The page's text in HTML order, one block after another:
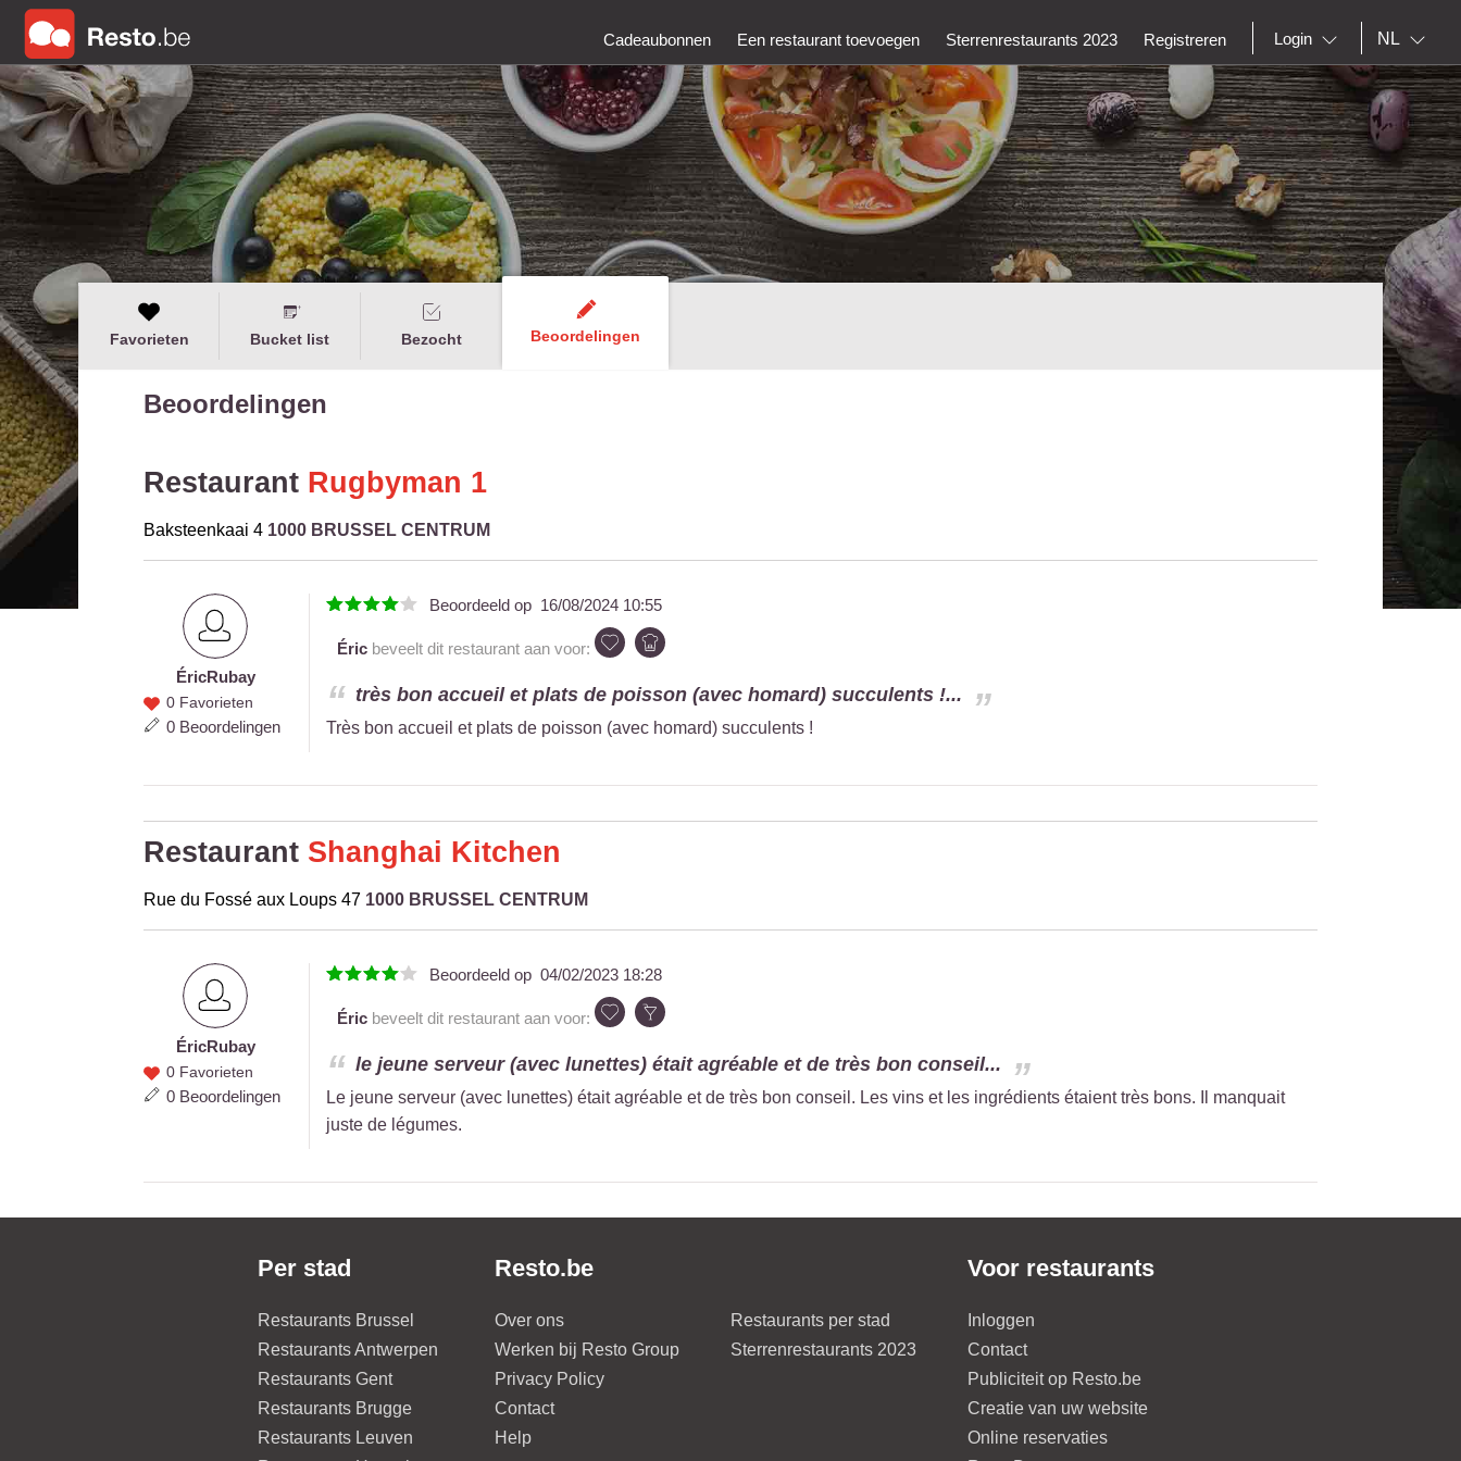
Cadeaubonnen Een restaurant toevoegen Sterrenrestaurants 2023 Registreren Login NL
Favorieten Bucket list Bezocht Beoordelingen
Beoordelingen
Restaurant Rugbyman 1
Baksteenkaai 4 1000 BRUSSEL CENTRUM
Éric
Rubay
ÉricRubay
0 Favorieten
0 Beoordelingen
Beoordeeld op 16/08/2024 10:55
Éric beveelt dit restaurant aan voor:
très bon accueil et plats de poisson (avec homard) succulents !...
Très bon accueil et plats de poisson (avec homard) succulents !
Restaurant Shanghai Kitchen
Rue du Fossé aux Loups 47 1000 BRUSSEL CENTRUM
Éric
Rubay
ÉricRubay
0 Favorieten
0 Beoordelingen
Beoordeeld op 04/02/2023 18:28
Éric beveelt dit restaurant aan voor:
le jeune serveur (avec lunettes) était agréable et de très bon conseil...
Le jeune serveur (avec lunettes) était agréable et de très bon conseil. Les vins et les ingrédients étaient très bons. Il manquait
juste de légumes.
Per stad
Restaurants Brussel
Restaurants Antwerpen
Restaurants Gent
Restaurants Brugge
Restaurants Leuven
Resto.be
Over ons
Werken bij Resto Group
Privacy Policy
Contact
Help
Restaurants per stad
Sterrenrestaurants 2023
Voor restaurants
Inloggen
Contact
Publiciteit op Resto.be
Creatie van uw website
Online reservaties